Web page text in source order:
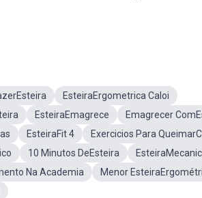
EsteiraErgometrica Caloi
EsteiraEmagrece
Emagrecer
EsteiraFit 4
Exercicios Para
10 Minutos DeEsteira
Na Academia
Menor